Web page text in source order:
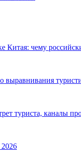
Китая: чему
выравнивания
туриста, каналы